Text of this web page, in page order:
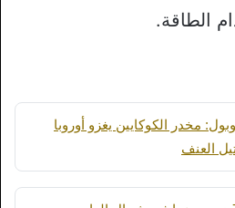
الطاقة.
مخدر الكوكايين يغزو أوروبا
العنف